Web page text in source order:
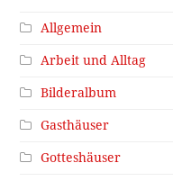
Allgemein
Arbeit und Alltag
Bilderalbum
Gasthäuser
Gotteshäuser